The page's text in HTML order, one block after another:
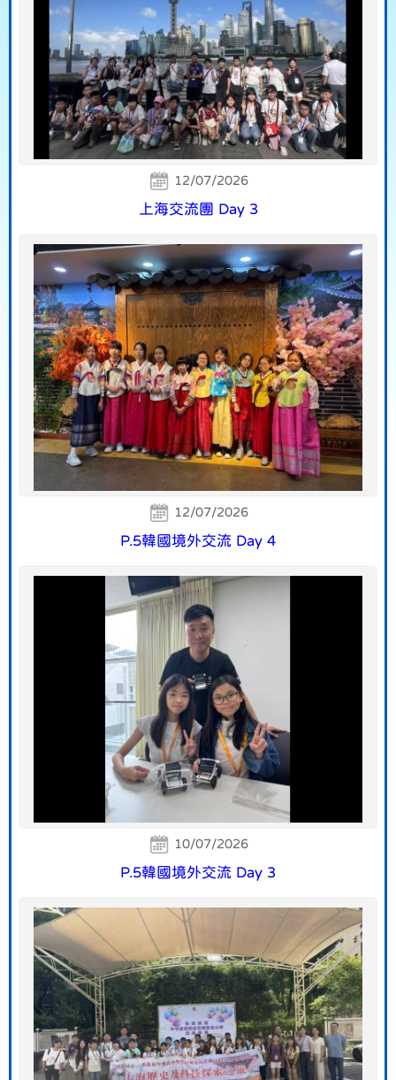
12/07/2026
上海交流團 Day 3
12/07/2026
P.5韓國境外交流 Day 4
10/07/2026
P.5韓國境外交流 Day 3